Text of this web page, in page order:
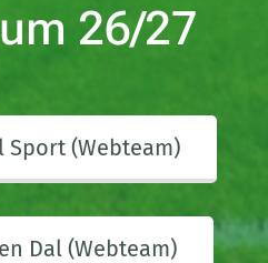
26/27
Sport (Webteam)
Dal (Webteam)